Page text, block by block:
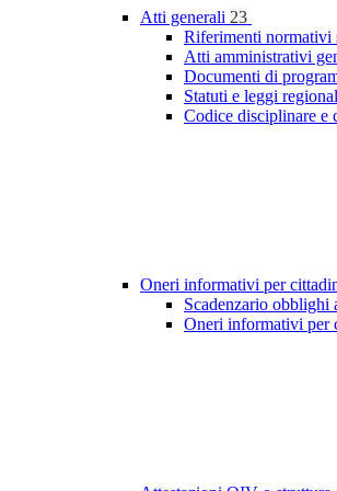
Atti generali 23
Riferimenti normativi
Atti amministrativi
Documenti di
Statuti e leggi
Codice disciplinare e
Oneri informativi per
Scadenzario obblighi
Oneri informativi per